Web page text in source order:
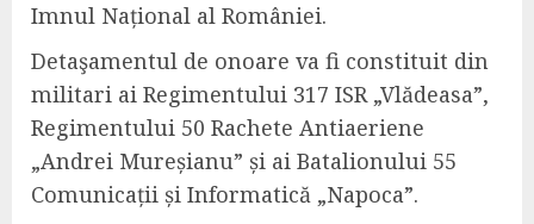
Imnul Național al României.
Detaşamentul de onoare va fi constituit din
militari ai Regimentului 317 ISR „Vlădeasa”,
Regimentului 50 Rachete Antiaeriene
„Andrei Mureșianu” și ai Batalionului 55
Comunicații și Informatică „Napoca”.